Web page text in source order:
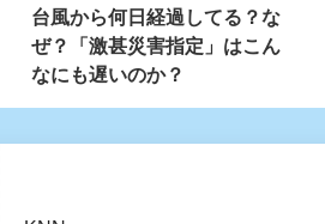
台風から何日経過してる？な
ぜ？「激甚災害指定」はこん
なにも遅いのか？